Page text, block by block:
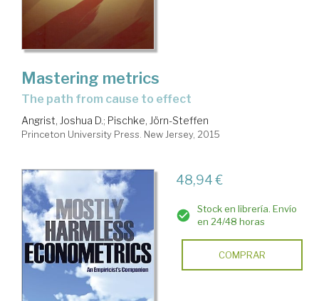
Mastering metrics
the path from cause to effect
Angrist, Joshua D.; Pischke, Jörn-Steffen
Princeton University Press. New Jersey, 2015
48,94 €
Stock en librería. Envío
en 24/48 horas
COMPRAR